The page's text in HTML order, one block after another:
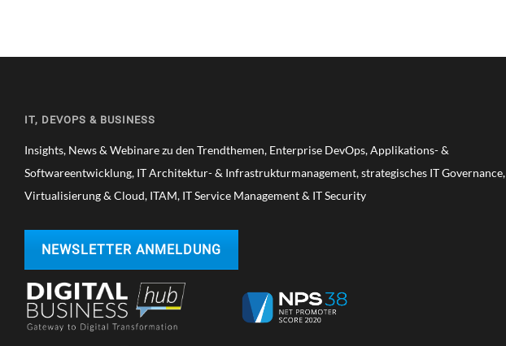
IT, DEVOPS & BUSINESS
Insights, News & Webinare zu den Trendthemen, Enterprise DevOps, Applikations- &
Softwareentwicklung, IT Architektur- & Infrastrukturmanagement, strategisches IT Governance,
Virtualisierung & Cloud, ITAM, IT Service Management & IT Security
NEWSLETTER ANMELDUNG